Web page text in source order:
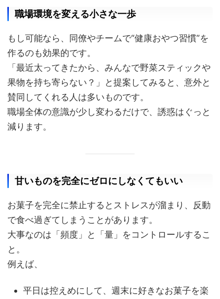
職場環境を変える小さな一歩
もし可能なら、同僚やチームで“健康おやつ習慣”を
作るのも効果的です。
「最近太ってきたから、みんなで野菜スティックや
果物を持ち寄らない？」と提案してみると、意外と
賛同してくれる人は多いものです。
職場全体の意識が少し変わるだけで、誘惑はぐっと
減ります。
甘いものを完全にゼロにしなくてもいい
お菓子を完全に禁止するとストレスが溜まり、反動
で食べ過ぎてしまうことがあります。
大事なのは「頻度」と「量」をコントロールするこ
と。
例えば、
平日は控えめにして、週末に好きなお菓子を楽